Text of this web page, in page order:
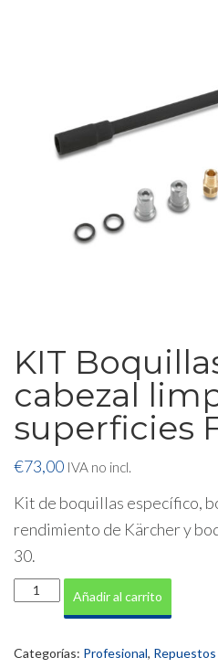
KIT
cabezal
superficies
€73,00 IVA no incl.
Kit de boquillas específico,
rendimiento de Kärcher y
30.
KIT
Boquillas
limpiador
Añadir al carrito
Categorías: Profesional,